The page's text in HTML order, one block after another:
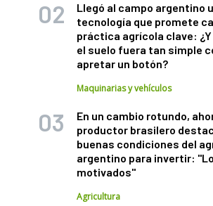
Llegó al campo argentino
tecnología que promete
práctica agrícola clave:
el suelo fuera tan simple
apretar un botón?
Maquinarias y vehículos
En un cambio rotundo,
productor brasilero
buenas condiciones del
argentino para invertir:
motivados"
Agricultura